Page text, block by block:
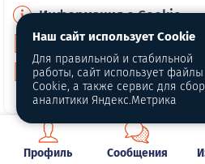
Информация о Cookie
Политика
Публичная оферта
Профиль Сообщения
Наш сайт использует Cookie
Для правильной и стабильной
работы, сайт использует файлы
Cookie, а также сервис для
аналитики Яндекс.Метрика